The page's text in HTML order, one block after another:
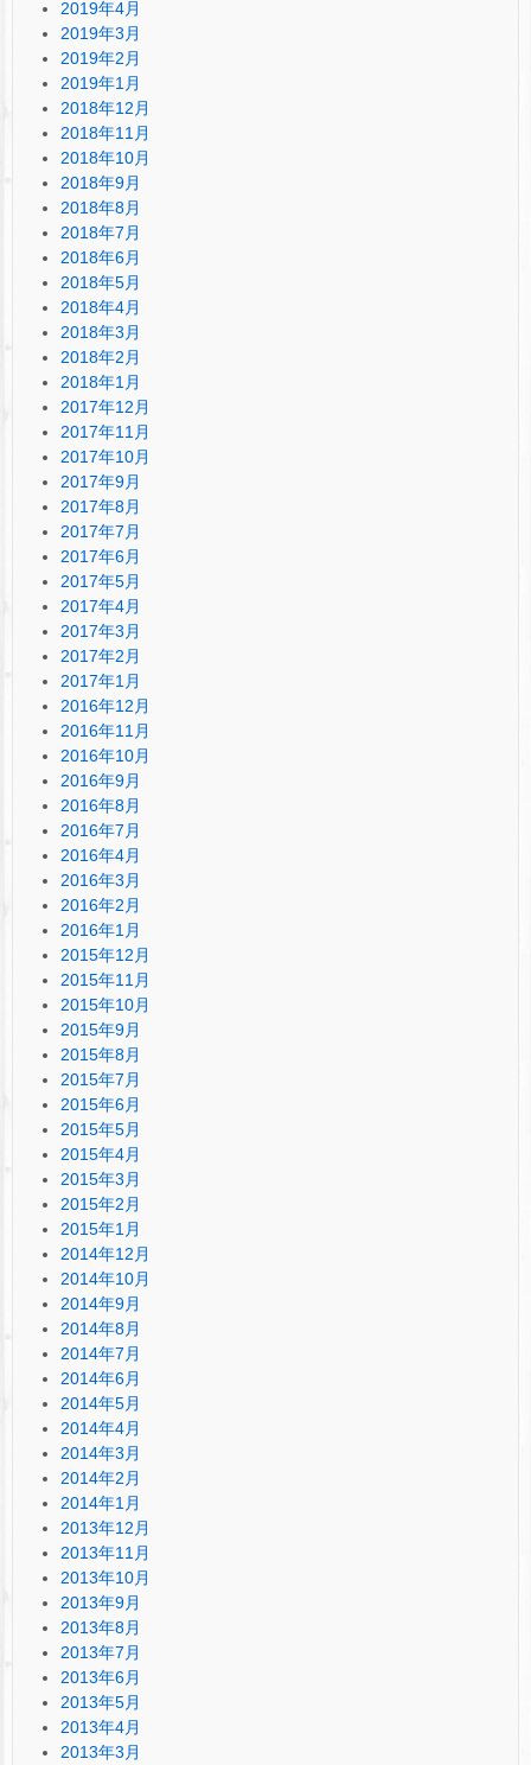
2019年4月
2019年3月
2019年2月
2019年1月
2018年12月
2018年11月
2018年10月
2018年9月
2018年8月
2018年7月
2018年6月
2018年5月
2018年4月
2018年3月
2018年2月
2018年1月
2017年12月
2017年11月
2017年10月
2017年9月
2017年8月
2017年7月
2017年6月
2017年5月
2017年4月
2017年3月
2017年2月
2017年1月
2016年12月
2016年11月
2016年10月
2016年9月
2016年8月
2016年7月
2016年4月
2016年3月
2016年2月
2016年1月
2015年12月
2015年11月
2015年10月
2015年9月
2015年8月
2015年7月
2015年6月
2015年5月
2015年4月
2015年3月
2015年2月
2015年1月
2014年12月
2014年10月
2014年9月
2014年8月
2014年7月
2014年6月
2014年5月
2014年4月
2014年3月
2014年2月
2014年1月
2013年12月
2013年11月
2013年10月
2013年9月
2013年8月
2013年7月
2013年6月
2013年5月
2013年4月
2013年3月